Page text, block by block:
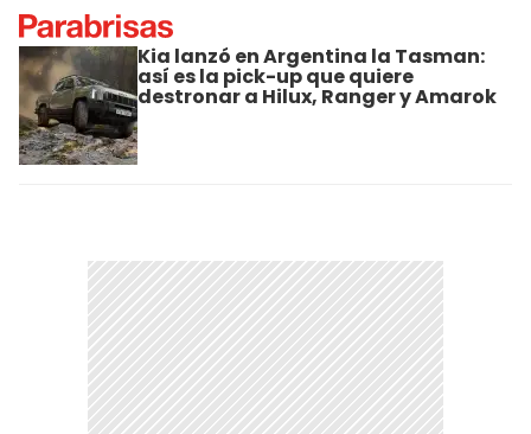
Kia lanzó en Argentina la Tasman:
así es la pick-up que quiere
destronar a Hilux, Ranger y Amarok